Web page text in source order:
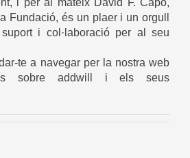
Fundació, és un plaer i un orgull
i col·laboració per al seu
te a navegar per la nostra web
sobre addwill i els seus